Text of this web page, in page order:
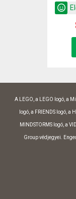
A LEGO, a LEGO logó, a
logó, a FRIENDS logó, a
MINDSTORMS logó, a
Group védjegyei.